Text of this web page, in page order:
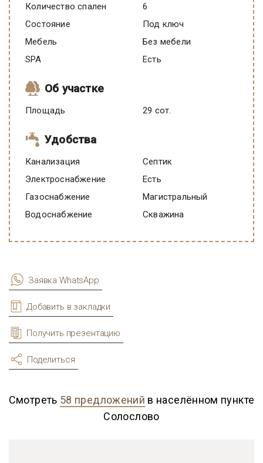
Количество спален
6
Состояние
под ключ
Мебель
Без мебели
SPA
есть
Об участке
Площадь 29 сот.
Удобства
Канализация
Септик
Электроснабжение
есть
Газоснабжение
Магистральный
Водоснабжение
Скважина
Заявка WhatsApp
Добавить в закладки
Получить презентацию
Поделиться
Смотреть 58 предложений в населённом пункте
Солослово